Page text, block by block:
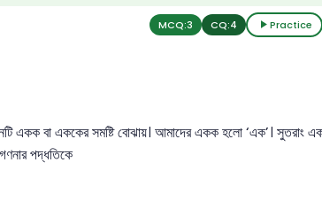
MCQ:3 CQ:4 Practice
একক বা এককের সমষ্টি বোঝায়। আমাদের একক হলো ‘এক’।
পদ্ধতিকে